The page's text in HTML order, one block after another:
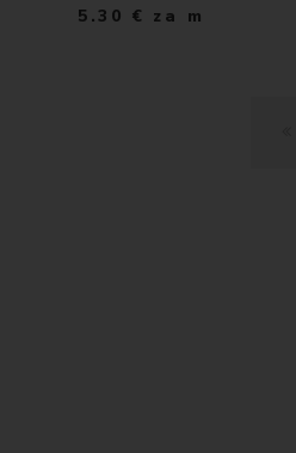
5.30 € za m